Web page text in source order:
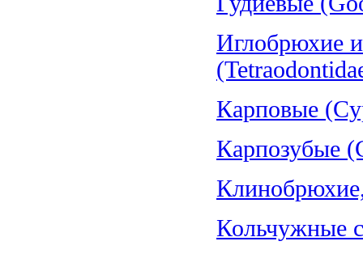
Иглобрюхие
Карповые
Карпозубые
Кольчужные